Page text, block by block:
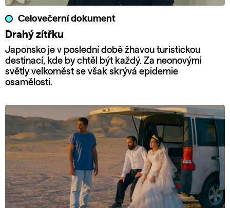
Celovečerní dokument
Drahý zítřku
Japonsko je v poslední době žhavou turistickou
destinací, kde by chtěl být každý. Za neonovými
světly velkoměst se však skrývá epidemie
osamělosti.